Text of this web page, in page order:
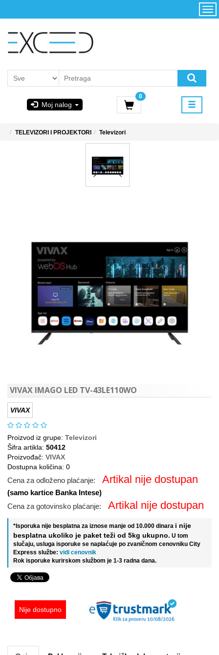
Moj nalog
0
Početna
korišćenja i
TELEVIZORI I PROJEKTORI Televizori
VIVAX IMAGO LED TV-43LE110WO
VIVAX
Proizvod iz grupe: Televizori
Šifra artikla: 50412
Proizvođač: VIVAX
Dostupna količina: 0
Cena za odloženo plaćanje: Artikal nije dostupan
(samo kartice Banka Intese)
Cena za gotovinsko plaćanje:
Artikal nije dostupan
*Isporuka nije besplatna za iznose manje od 10.000 dinara i nije
besplatna ukoliko je paket teži od 5kg ukupno. U tom
slučaju, usluga isporuke se naplaćuje po zvaničnom cenovniku City
Express službe: vidi cenovnik
Rok isporuke kurirskom službom je 1-3 radna dana.
Nije dostupno